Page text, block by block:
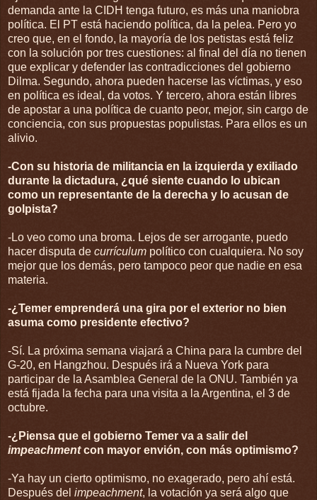
demanda ante la CIDH tenga futuro, es más una maniobra
política. El PT está haciendo política, da la pelea. Pero yo
creo que, en el fondo, la mayoría de los petistas está feliz
con la solución por tres cuestiones: al final del día no tienen
que explicar y defender las contradicciones del gobierno
Dilma. Segundo, ahora pueden hacerse las víctimas, y eso
en política es ideal, da votos. Y tercero, ahora están libres
de apostar a una política de cuanto peor, mejor, sin cargo de
conciencia, con sus propuestas populistas. Para ellos es un
alivio.
-Con su historia de militancia en la izquierda y exiliado
durante la dictadura, ¿qué siente cuando lo ubican
como un representante de la derecha y lo acusan de
golpista?
-Lo veo como una broma. Lejos de ser arrogante, puedo
hacer disputa de currículum político con cualquiera. No soy
mejor que los demás, pero tampoco peor que nadie en esa
materia.
-¿Temer emprenderá una gira por el exterior no bien
asuma como presidente efectivo?
-Sí. La próxima semana viajará a China para la cumbre del
G-20, en Hangzhou. Después irá a Nueva York para
participar de la Asamblea General de la ONU. También ya
está fijada la fecha para una visita a la Argentina, el 3 de
octubre.
-¿Piensa que el gobierno Temer va a salir del
impeachmentcon mayor envión, con más optimismo?
-Ya hay un cierto optimismo, no exagerado, pero ahí está.
Después del impeachment, la votación ya será algo que